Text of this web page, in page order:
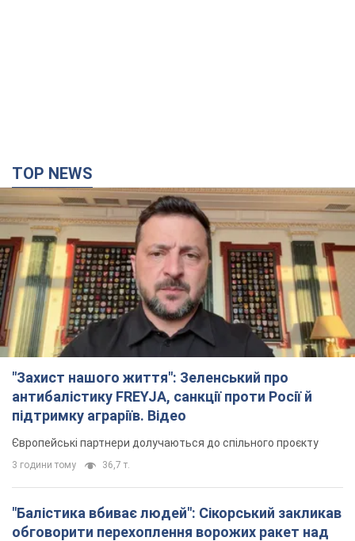
TOP NEWS
"Захист нашого життя": Зеленський про
антибалістику FREYJA, санкції проти Росії й
підтримку аграріїв. Відео
Європейські партнери долучаються до спільного проєкту
3 години тому 36,7 т.
"Балістика вбиває людей": Сікорський закликав
обговорити перехоплення ворожих ракет над